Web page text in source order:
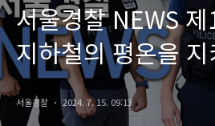
서울경찰 NEWS
지하철의 평온을
서울경찰 지하철경
서울경찰 2024. 7. 15. 09:13